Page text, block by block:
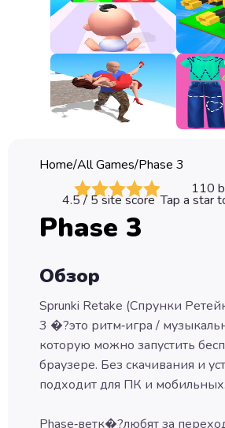
All
Games
Classic
Sprunki
Games
Car
Games
Games
Puzzle
Games
Home/All Games/Phase 3
110
4.5/ 5 site score Tap a star
Phase 3
Обзор
Sprunki Retake (Спрунки
3 �?это ритм‑игра /
которую можно запустить
браузере. Без скачивания и
подходит для ПК и мобильных.
Phase‑ветк�?любят за